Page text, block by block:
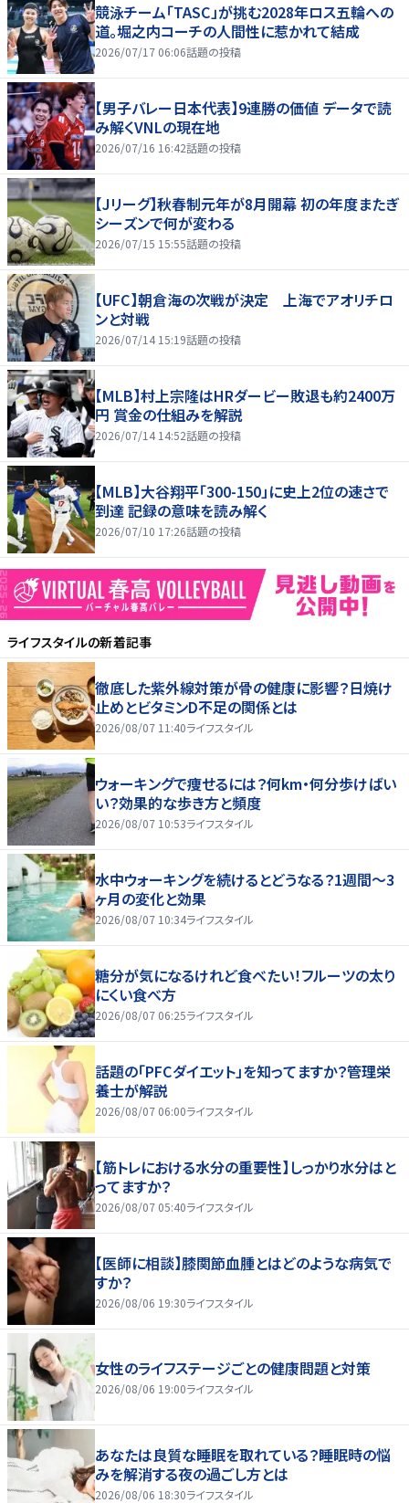
競泳チーム「TASC」が挑む2028年ロス五輪への
道。堀之内コーチの人間性に惹かれて結成
2026/07/17 06:06話題の投稿
【男子バレー日本代表】9連勝の価値 データで読
み解くVNLの現在地
2026/07/16 16:42話題の投稿
【Jリーグ】秋春制元年が8月開幕 初の年度またぎ
シーズンで何が変わる
2026/07/15 15:55話題の投稿
【UFC】朝倉海の次戦が決定 上海でアオリチロ
ンと対戦
2026/07/14 15:19話題の投稿
【MLB】村上宗隆はHRダービー敗退も約2400万
円 賞金の仕組みを解説
2026/07/14 14:52話題の投稿
【MLB】大谷翔平「300-150」に史上2位の速さで
到達 記録の意味を読み解く
2026/07/10 17:26話題の投稿
ライフスタイルの新着記事
徹底した紫外線対策が骨の健康に影響？日焼け
止めとビタミンD不足の関係とは
2026/08/07 11:40ライフスタイル
ウォーキングで痩せるには？何km・何分歩けばい
い？効果的な歩き方と頻度
2026/08/07 10:53ライフスタイル
水中ウォーキングを続けるとどうなる？1週間～3
ヶ月の変化と効果
2026/08/07 10:34ライフスタイル
糖分が気になるけれど食べたい！フルーツの太り
にくい食べ方
2026/08/07 06:25ライフスタイル
話題の「PFCダイエット」を知ってますか？管理栄
養士が解説
2026/08/07 06:00ライフスタイル
【筋トレにおける水分の重要性】しっかり水分はと
ってますか？
2026/08/07 05:40ライフスタイル
【医師に相談】膝関節血腫とはどのような病気で
すか？
2026/08/06 19:30ライフスタイル
女性のライフステージごとの健康問題と対策
2026/08/06 19:00ライフスタイル
あなたは良質な睡眠を取れている？睡眠時の悩
みを解消する夜の過ごし方とは
2026/08/06 18:30ライフスタイル